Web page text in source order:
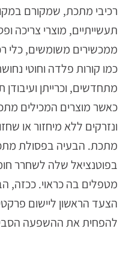
רכיבי מתכת, שמקורם
תעשייתיים, מוצרי צריכה
ממכשירים משומשים, כלי
כמו קורות פלדה וחוטי
מתחדשים, וכרייתן
כאשר מוצרים המכילים
ונזרקים ללא מיחזור או
מתכת. הבעיה בפסולת
בפוטנציאל שלה לשחרר
מטפלים בה כראוי. ככזה,
הצעד הראשון ליישום
להפחית את ההשפעה